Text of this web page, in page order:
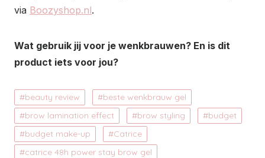
via Boozyshop.nl.
Wat gebruik jij voor je wenkbrauwen? En is dit
product iets voor jou?
beauty review
beste wenkbrauw gel
brow lamination effect
brow styling
budget
budget make-up
Catrice
catrice 48h power stay brow gel